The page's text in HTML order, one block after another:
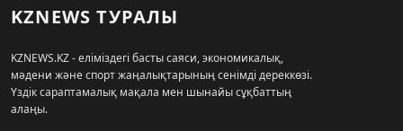
KZNEWS ТУРАЛЫ
KZNEWS.KZ - еліміздегі басты саяси, экономикалық,
мәдени және спорт жаңалықтарының сенімді дереккөзі.
Үздік сараптамалық мақала мен шынайы сұқбаттың
алаңы.